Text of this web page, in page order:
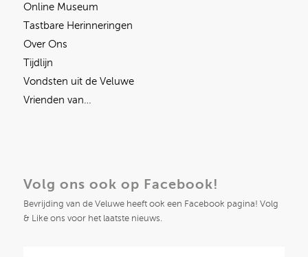
Online Museum
Tastbare Herinneringen
Over Ons
Tijdlijn
Vondsten uit de Veluwe
Vrienden van…
Volg ons ook op Facebook!
Bevrijding van de Veluwe heeft ook een Facebook pagina! Volg
& Like ons voor het laatste nieuws.